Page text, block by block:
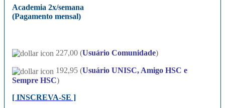
Academia 2x/semana
(Pagamento mensal)
227,00 (Usuário Comunidade)
192,95 (Usuário UNISC, Amigo HSC e
Sempre HSC)
[ INSCREVA-SE ]